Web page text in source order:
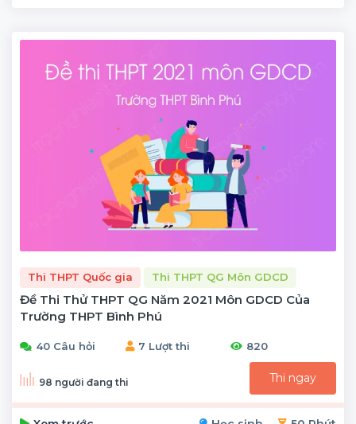
Thi THPT Quốc gia Thi THPT QG Môn GDCD
Đề Thi Thử THPT QG Năm 2021 Môn GDCD Của
Trường THPT Bình Phú
40 Câu hỏi 7 Lượt thi 820
98 người đang thi Thi ngay